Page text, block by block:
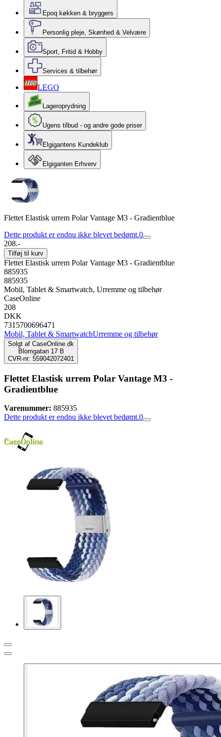
Epoq køkken & bryggers
Personlig pleje, Skønhed & Velvære
Sport, Fritid & Hobby
Services & tilbehør
LEGO
Lageroprydning
Ugens tilbud - og andre gode priser
Elgigantens Kundeklub
Elgiganten Erhverv
Flettet Elastisk urrem Polar Vantage M3 - Gradientblue
Dette produkt er endnu ikke blevet bedømt.0
208.-
Tilføj til kurv
Flettet Elastisk urrem Polar Vantage M3 - Gradientblue
885935
885935
Mobil, Tablet & Smartwatch, Urremme og tilbehør
CaseOnline
208
DKK
7315700696471
Mobil, Tablet & SmartwatchUrremme og tilbehør
Solgt af CaseOnline.dk
Blomgatan 17 B
CVR-nr: 559042072401
Flettet Elastisk urrem Polar Vantage M3 -
Gradientblue
Varenummer: 885935
Dette produkt er endnu ikke blevet bedømt.0